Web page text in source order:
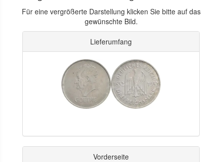
Für eine vergrößerte Darstellung klicken Sie bitte auf das
gewünschte Bild.
Lieferumfang
Vorderseite